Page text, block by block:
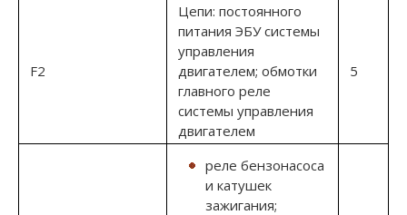
F2
Цепи: постоянного
питания ЭБУ системы
управления
двигателем; обмотки
главного реле
системы управления
двигателем
5
реле бензонасоса
и катушек
зажигания;